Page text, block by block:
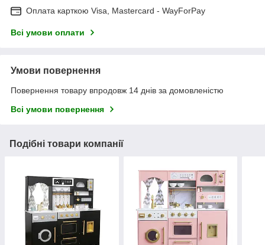
Оплата карткою Visa, Mastercard - WayForPay
Всі умови оплати
Умови повернення
Повернення товару впродовж 14 днів за домовленістю
Всі умови повернення
Подібні товари компанії